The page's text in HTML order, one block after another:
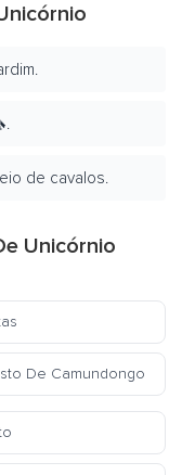
de cavalos.
Unicórnio
De Camundongo